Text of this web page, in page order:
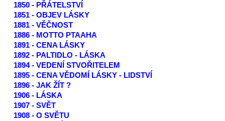
1850 - PŘÁTELSTVÍ
1851 - OBJEV LÁSKY
1881 - VĚČNOST
1886 - MOTTO PTAAHA
1891 - CENA LÁSKY
1892 - PALTIDLO - LÁSKA
1894 - VEDENÍ STVOŘITELEM
1895 - CENA VĚDOMÍ LÁSKY - LIDSTVÍ
1896 - JAK ŽÍT ?
1906 - LÁSKA
1907 - SVĚT
1908 - O SVĚTU